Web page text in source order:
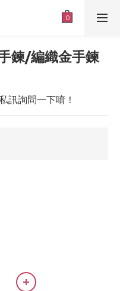
鍊/編織金手鍊
訊詢問一下唷！